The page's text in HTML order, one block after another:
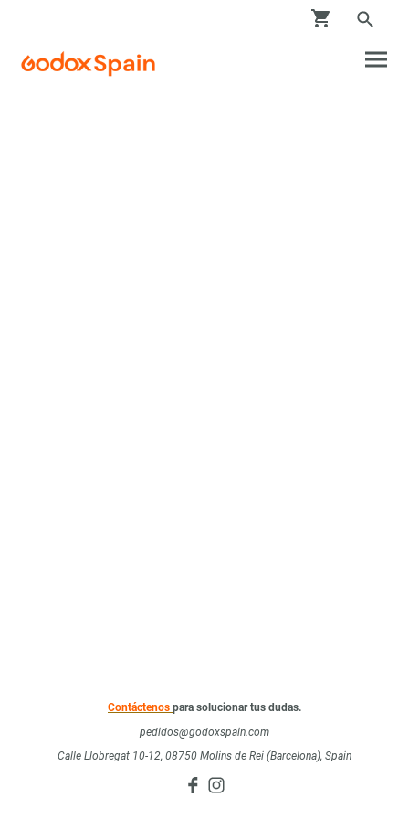
Contáctenos para solucionar tus dudas.
pedidos@godoxspain.com
Calle Llobregat 10-12, 08750 Molins de Rei (Barcelona), Spain